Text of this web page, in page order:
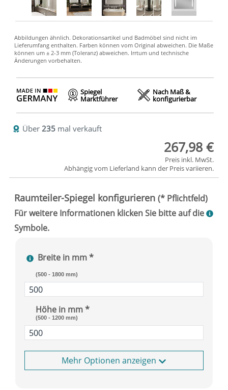
Spiegel
Marktführer
Nach Maß &
konfigurierbar
Über 235 mal verkauft
267,98 €
Preis inkl. MwSt.
Abhängig vom Lieferland kann der Preis variieren.
Breite in mm *
(500 - 1800 mm)
Höhe in mm *
(500 - 1200 mm)
Optionen anzeigen